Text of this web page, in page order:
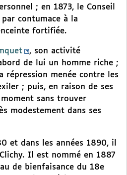
; en 1873, le Conseil
contumace à la
fortifiée.
, son activité
de lui un homme riche ;
répression menée contre les
; puis, en raison de ses
sans trouver
modestement dans ses
et dans les années 1890, il
Il est nommé en 1887
de bienfaisance du 18e